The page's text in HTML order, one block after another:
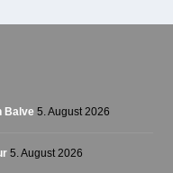
Balve 5. August 2026
5. August 2026